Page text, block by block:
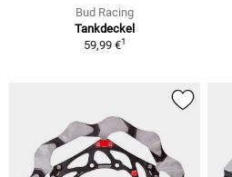
Bud Racing
Tankdeckel
59,99 €1